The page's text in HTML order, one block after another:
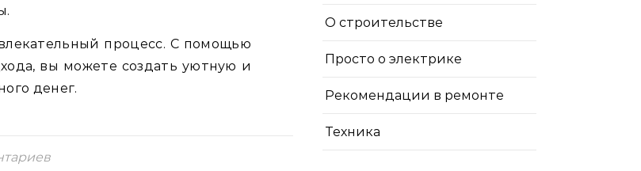
процесс. С помощью
вы можете создать уютную и
денег.
О строительстве
Просто о электрике
Рекомендации в ремонте
Техника